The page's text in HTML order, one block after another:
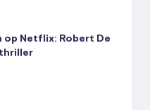
op Netflix: Robert De